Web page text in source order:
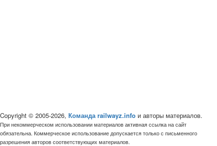
Copyright © 2005-2026, Команда railwayz.info и авторы материалов.
При некоммерческом использовании материалов активная ссылка на сайт
обязательна. Коммерческое использование допускается только с письменного
разрешения авторов соответствующих материалов.